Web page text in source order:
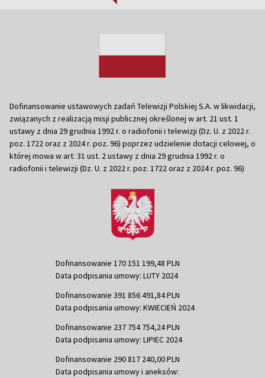
Dofinansowanie ustawowych zadań Telewizji Polskiej S.A. w likwidacji,
związanych z realizacją misji publicznej określonej w art. 21 ust. 1
ustawy z dnia 29 grudnia 1992 r. o radiofonii i telewizji (Dz. U. z 2022 r.
poz. 1722 oraz z 2024 r. poz. 96) poprzez udzielenie dotacji celowej, o
której mowa w art. 31 ust. 2 ustawy z dnia 29 grudnia 1992 r. o
radiofonii i telewizji (Dz. U. z 2022 r. poz. 1722 oraz z 2024 r. poz. 96)
Dofinansowanie 170 151 199,48 PLN
Data podpisania umowy: LUTY 2024
Dofinansowanie 391 856 491,84 PLN
Data podpisania umowy: KWIECIEŃ 2024
Dofinansowanie 237 754 754,24 PLN
Data podpisania umowy: LIPIEC 2024
Dofinansowanie 290 817 240,00 PLN
Data podpisania umowy i aneksów: